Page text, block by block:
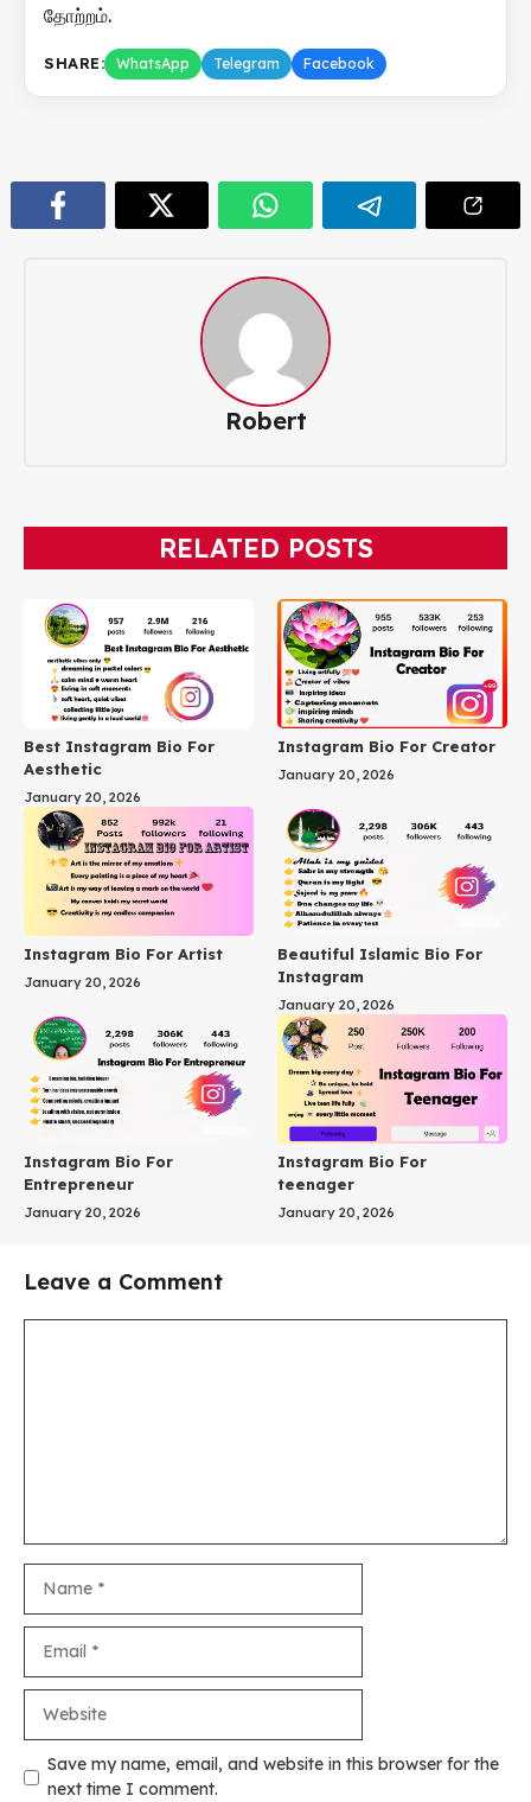
தோற்றம்.
SHARE: WhatsApp Telegram Facebook
Robert
RELATED POSTS
Best Instagram Bio For
Aesthetic
January 20, 2026
Instagram Bio For Creator
January 20, 2026
Instagram Bio For Artist
January 20, 2026
Beautiful Islamic Bio For
Instagram
January 20, 2026
Instagram Bio For
Entrepreneur
January 20, 2026
Instagram Bio For
teenager
January 20, 2026
Leave a Comment
Save my name, email, and website in this browser for the
next time I comment.